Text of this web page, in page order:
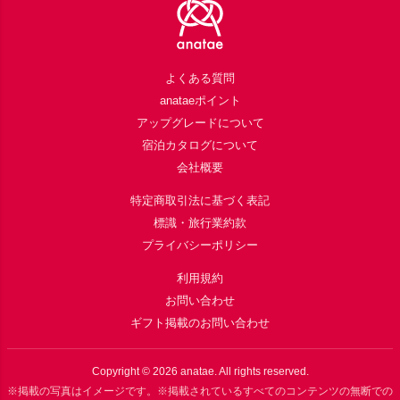
よくある質問
anataeポイント
アップグレードについて
宿泊カタログについて
会社概要
特定商取引法に基づく表記
標識・旅行業約款
プライバシーポリシー
利用規約
お問い合わせ
ギフト掲載のお問い合わせ
Copyright © 2026 anatae. All rights reserved.
※掲載の写真はイメージです。※掲載されているすべてのコンテンツの無断での